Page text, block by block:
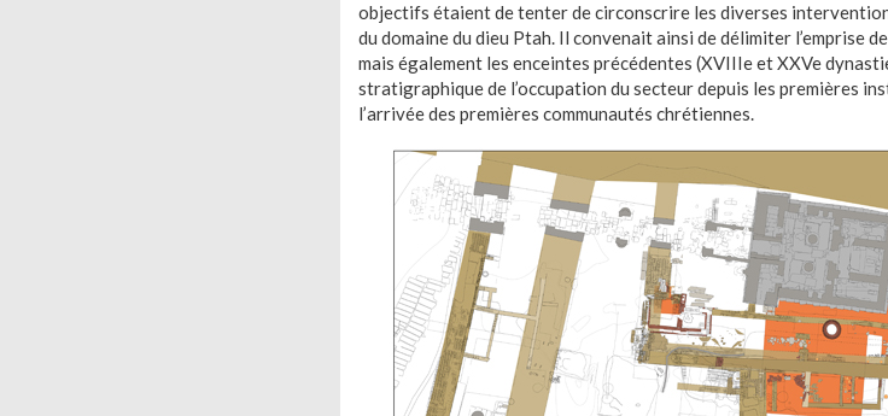
objectifs étaient de tenter de circonscrire les diverses
du domaine du dieu Ptah. Il convenait ainsi de délimiter l’emprise
mais également les enceintes précédentes (XVIIIe et XXVe
stratigraphique de l’occupation du secteur depuis les premières
l’arrivée des premières communautés chrétiennes.